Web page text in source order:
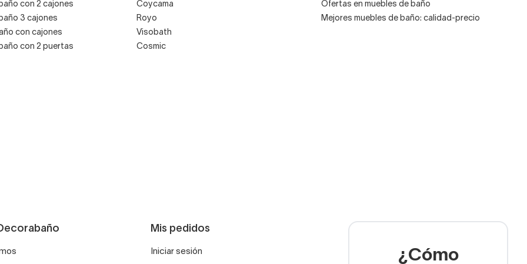
con 2 cajones
3 cajones
con cajones
con 2 puertas
Coycama
Royo
Visobath
Cosmic
Ofertas en muebles de baño
Mejores muebles de baño: calidad-precio
Mis pedidos
Iniciar sesión ¿Cómo